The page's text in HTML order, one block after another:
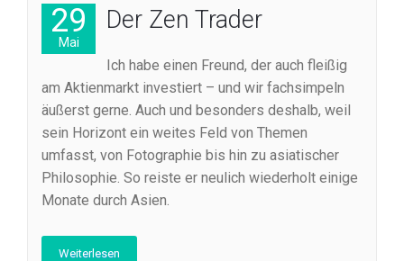
29
Mai
Der Zen Trader
Ich habe einen Freund, der auch fleißig
am Aktienmarkt investiert – und wir fachsimpeln
äußerst gerne. Auch und besonders deshalb, weil
sein Horizont ein weites Feld von Themen
umfasst, von Fotographie bis hin zu asiatischer
Philosophie. So reiste er neulich wiederholt einige
Monate durch Asien.
Weiterlesen